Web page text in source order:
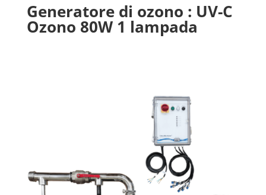
Generatore di ozono : UV-C
Ozono 80W 1 lampada